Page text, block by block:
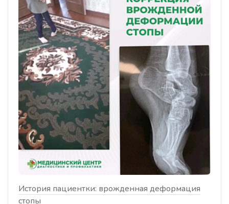
История пациентки: врожденная деформация
стопы